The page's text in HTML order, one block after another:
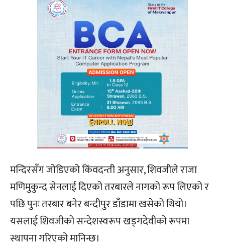
मन्दिरसँग जोडिएको किंवदन्ती अनुसार, शिवजीले राजा
मणिमुकुन्द सेनलाई दिएको तरबारले नागको रूप लिएको र
पछि पुनः तरबार बनेर बन्दीपुर डाँडामा खसेको थियो।
यसलाई शिवजीको सन्देशस्वरूप खड्गदेवीको रूपमा
स्थापना गरिएको मानिन्छ।